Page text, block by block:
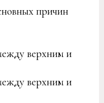
причин
верхним и
верхним и